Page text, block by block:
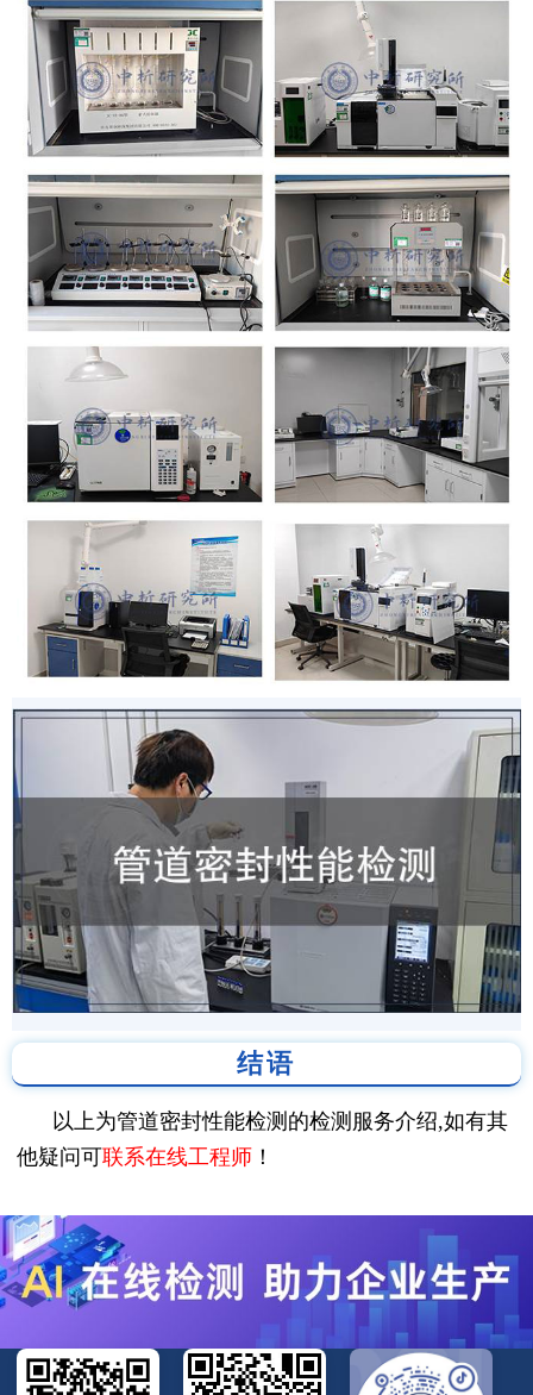
结语
以上为管道密封性能检测的检测服务介绍,如有其
他疑问可联系在线工程师 ！